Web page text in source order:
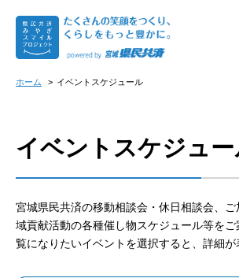
ホーム イベントスケジュール
イベントスケジュ
宮城県民共済の移動相談会・休日相談会、
域貢献活動の各種催し物スケジュール等を
覧になりたいイベントを選択すると、詳細が